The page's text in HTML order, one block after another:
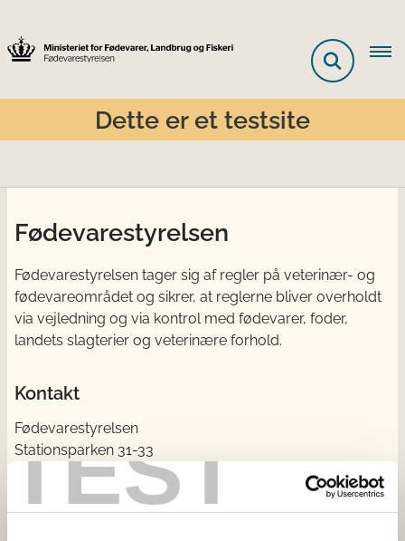
TEST
Dette er et testsite
Fødevarestyrelsen
Fødevarestyrelsen tager sig af regler på veterinær- og
fødevareområdet og sikrer, at reglerne bliver overholdt
via vejledning og via kontrol med fødevarer, foder,
landets slagterier og veterinære forhold.
Kontakt
Fødevarestyrelsen
Stationsparken 31-33
2600 Glostrup
CVR: 62534516
EAN